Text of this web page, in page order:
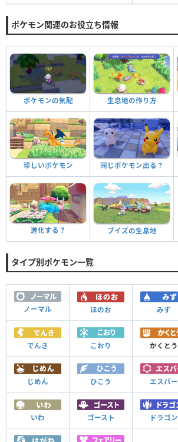
ポケモン関連のお役立ち情報
ポケモンの気配 生息地の作り方
珍しいポケモン 同じポケモン出る？
進化する？ ブイズの生息地
タイプ別ポケモン一覧
ノーマル ほのお みず
でんき こおり かくとう
じめん ひこう エスパー
いわ ゴースト ドラゴン